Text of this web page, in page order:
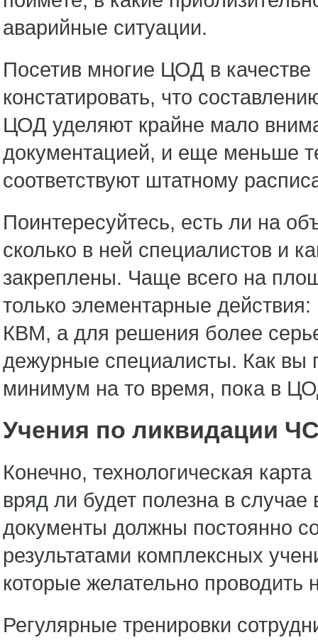
аварийные ситуации.
Посетив многие ЦОД в
констатировать, что
ЦОД уделяют крайне мало
документацией, и еще меньше
соответствуют штатному
Поинтересуйтесь, есть ли на
сколько в ней специалистов и
закреплены. Чаще всего на
только элементарные
КВМ, а для решения более
дежурные специалисты. Как вы
минимум на то время, пока в
Учения по ликвидации
Конечно, технологическая
вряд ли будет полезна в
документы должны постоянно
результатами комплексных
которые желательно проводить
Регулярные тренировки